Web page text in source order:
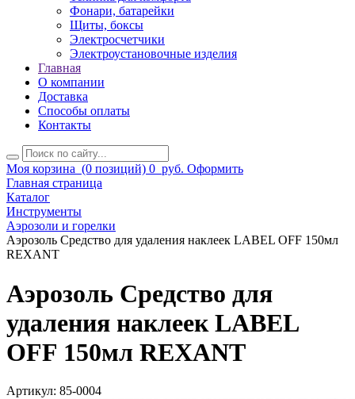
Фонари, батарейки
Щиты, боксы
Электросчетчики
Электроустановочные изделия
Главная
О компании
Доставка
Способы оплаты
Контакты
Моя корзина (0 позиций) 0 руб. Оформить
Главная страница
Каталог
Инструменты
Аэрозоли и горелки
Аэрозоль Средство для удаления наклеек LABEL OFF 150мл
REXANT
Аэрозоль Средство для
удаления наклеек LABEL
OFF 150мл REXANT
Артикул: 85-0004